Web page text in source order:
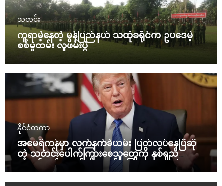
သတင်း
ကူရာမဲ့နေတဲ့ မွန်ပြည်နယ် သထုံခရိုင်က ဥပဒေမဲ့
စစ်မှုထမ်း လူဖမ်းပွဲ
နိုင်ငံတကာ
အမေရိကန်မှာ လက်နက်ခဲယမ်း ပြတ်လပ်နေပြီဆို
တဲ့ သတင်းပေါက်ကြားစေသူတွေကို နှစ်ရှည်
ထောင်ဒဏ်ချမယ်လို့ ထရန့် ပြော